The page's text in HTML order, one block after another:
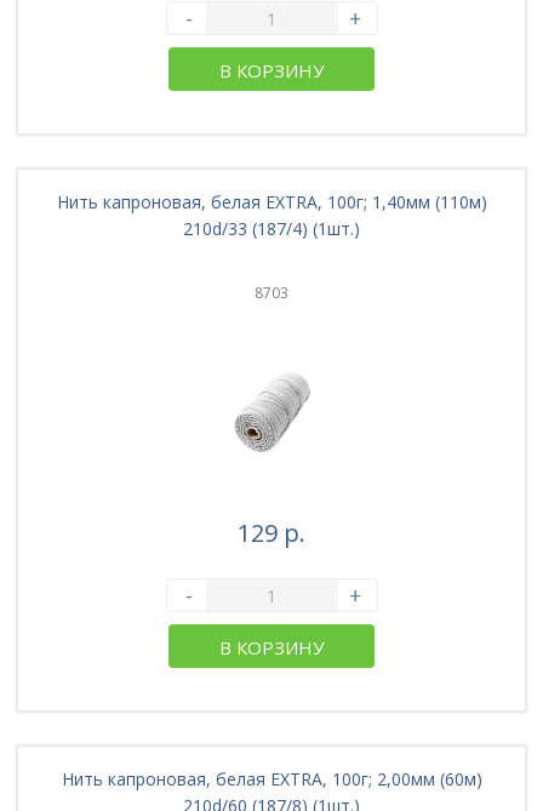
- +
В КОРЗИНУ
Нить капроновая, белая EXTRA, 100г; 1,40мм (110м)
210d/33 (187/4) (1шт.)
8703
129 р.
- +
В КОРЗИНУ
Нить капроновая, белая EXTRA, 100г; 2,00мм (60м)
210d/60 (187/8) (1шт.)